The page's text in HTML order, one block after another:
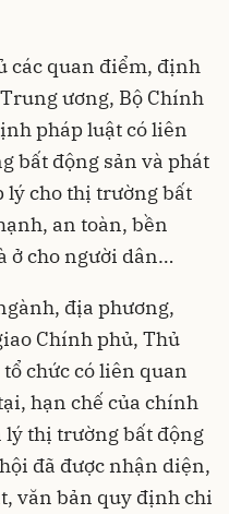
các quan điểm, định
ương, Bộ Chính
pháp luật có liên
bất động sản và phát
lý cho thị trường bất
an toàn, bền
ở cho người dân…
địa phương,
Chính phủ, Thủ
chức có liên quan
hạn chế của chính
lý thị trường bất động
đã được nhận diện,
văn bản quy định chi